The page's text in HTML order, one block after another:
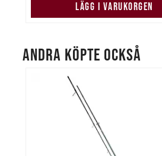
LÄGG I VARUKORGEN
ANDRA KÖPTE OCKSÅ